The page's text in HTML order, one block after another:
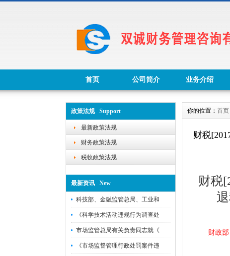
首页 公司简介 业务介绍
政策法规 Support
最新政策法规
财务政策法规
税收政策法规
最新资讯 New
科技部、金融监管总局、工业和
《科学技术活动违规行为调查处
市场监管总局有关负责同志就《
《市场监督管理行政处罚案件违
你的位置： 首页
财税
财税
诚信合作
财政